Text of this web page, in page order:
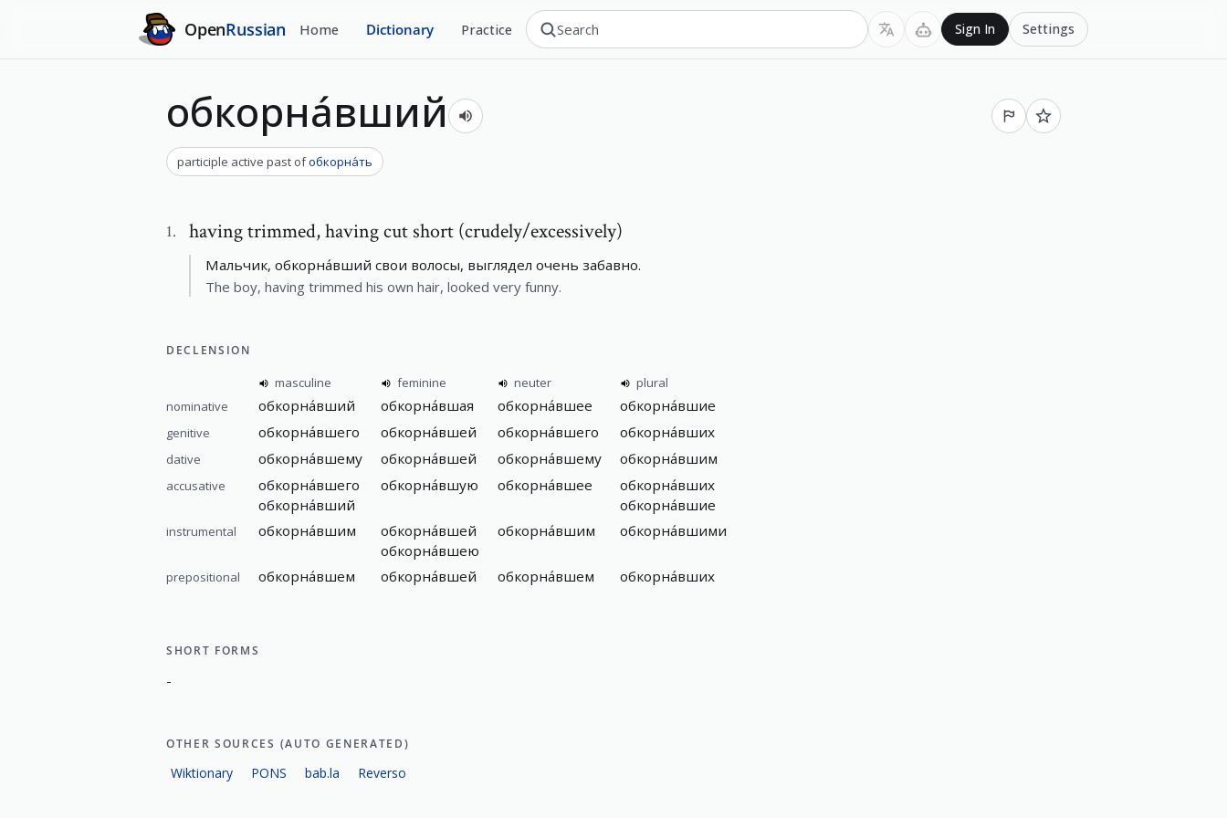
OpenRussian Home Dictionary Practice Sign In Settings
обкорна́вший
participle active past ofобкорна́ть
1. having trimmed,having cut short (crudely/excessively)
Мальчик, обкорна́вший свои волосы, выглядел очень забавно.
The boy, having trimmed his own hair, looked very funny.
DECLENSION
masculine feminine neuter
plural
nominative
обкорна́вший обкорна́вшая обкорна́вшее обкорна́вшие
genitive обкорна́вшего обкорна́вшей обкорна́вшего обкорна́вших
dative обкорна́вшему обкорна́вшей обкорна́вшему обкорна́вшим
accusative
обкорна́вшего
обкорна́вший
обкорна́вшую обкорна́вшее
обкорна́вших
обкорна́вшие
instrumental обкорна́вшим
обкорна́вшей
обкорна́вшею
обкорна́вшим обкорна́вшими
prepositional обкорна́вшем обкорна́вшей обкорна́вшем обкорна́вших
SHORT FORMS
-
OTHER SOURCES (AUTO GENERATED)
Wiktionary PONS bab.la Reverso